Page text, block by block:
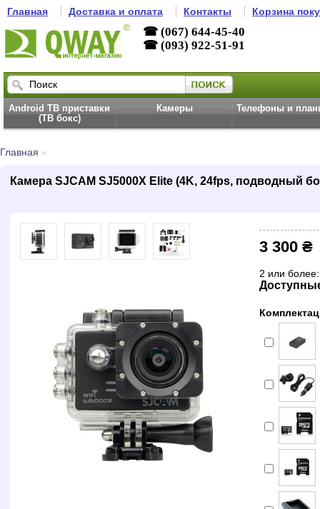
Главная Доставка и оплата Контакты Корзина
☎ (067) 644-45-40
☎ (093) 922-51-91
Android ТВ приставки
(ТВ бокс)
Камеры Телефоны и
Главная »
Камера SJCAM SJ5000X Elite (4K, 24fps, подводный
3 300 ₴
2 или